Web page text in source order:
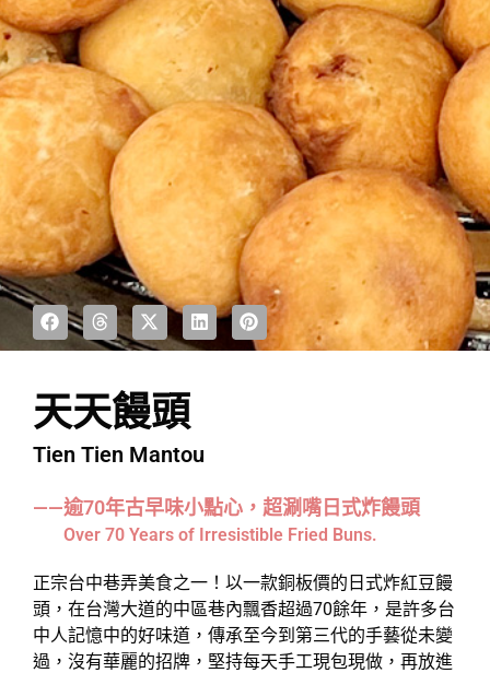
天天饅頭
Tien Tien Mantou
——逾70年古早味小點心，超涮嘴日式炸饅頭
Over 70 Years of Irresistible Fried Buns.
正宗台中巷弄美食之一！以一款銅板價的日式炸紅豆饅
頭，在台灣大道的中區巷內飄香超過70餘年，是許多台
中人記憶中的好味道，傳承至今到第三代的手藝從未變
過，沒有華麗的招牌，堅持每天手工現包現做，再放進